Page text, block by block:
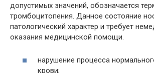
допустимых значений, обозначается
тромбоцитопения. Данное состояние
патологический характер и требует
оказания медицинской помощи.
нарушение процесса
крови;